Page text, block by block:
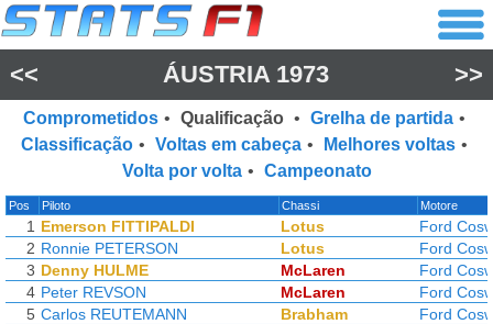
<< ÁUSTRIA 1973 >>
Comprometidos • Qualificação • Grelha de partida •
Classificação • Voltas em cabeça • Melhores voltas •
Volta por volta • Campeonato
Pos Piloto Chassi Motore
1 Emerson FITTIPALDI Lotus
Ford
2 Ronnie PETERSON Lotus
Ford
3 Denny HULME McLaren
Ford
4 Peter REVSON McLaren
Ford
5 Carlos REUTEMANN Brabham
Ford